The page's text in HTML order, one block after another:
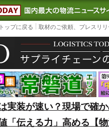
LOGISTICS TODAY｜
ップに戻る 取材のご依頼、プレスリ
実装が速い？現場で確
「伝える力」高める【